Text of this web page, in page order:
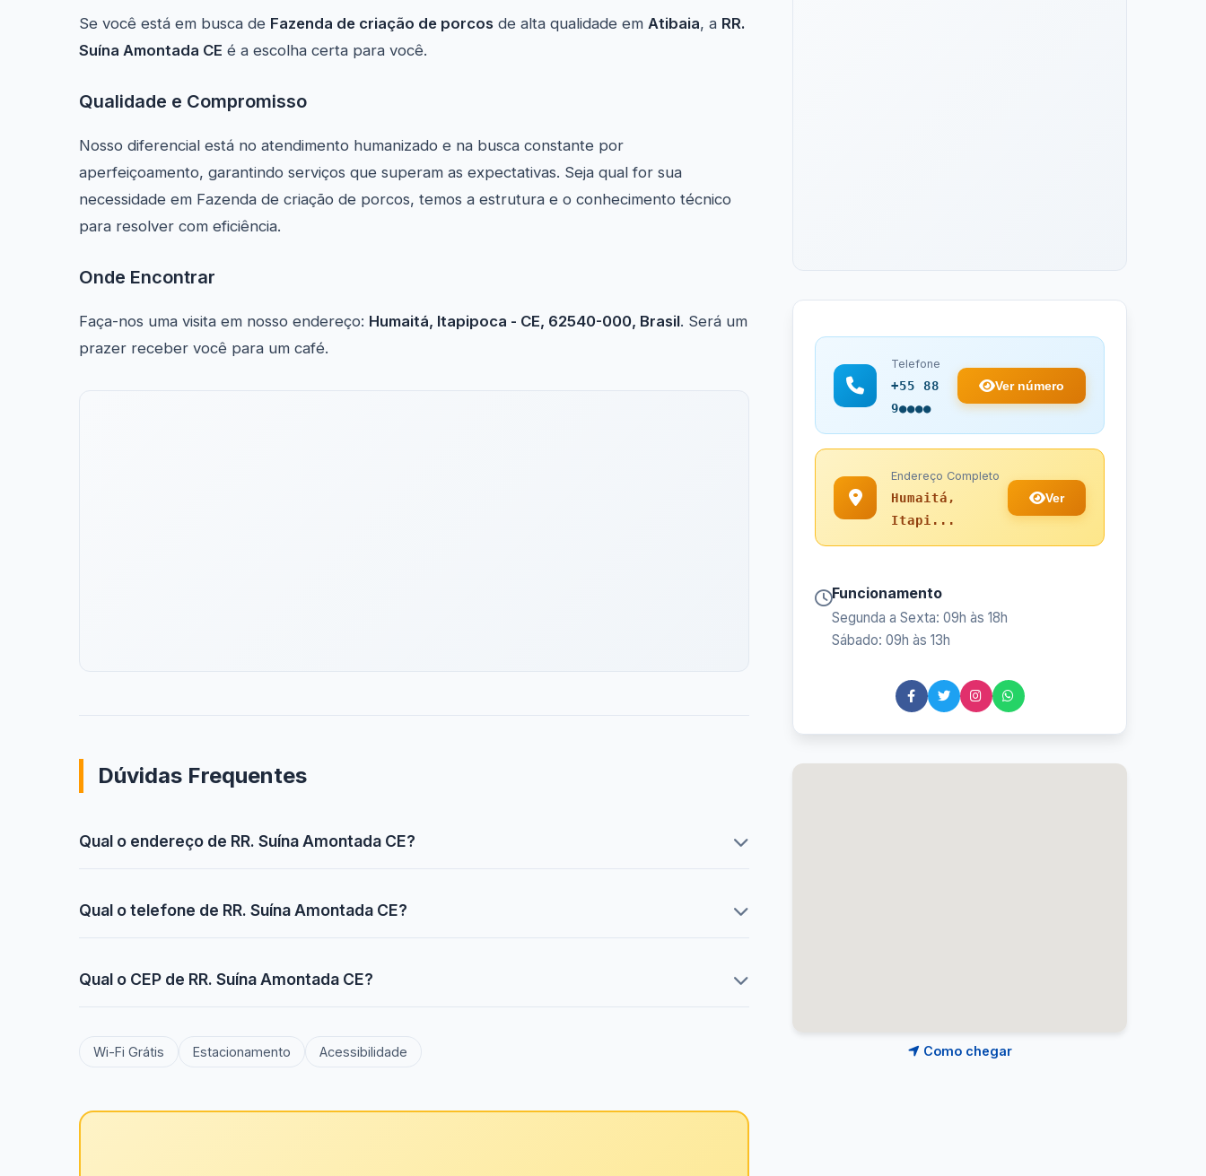
Se você está em busca de Fazenda de criação de porcos de alta qualidade em Atibaia, a RR.
Suína Amontada CE é a escolha certa para você.
Qualidade e Compromisso
Nosso diferencial está no atendimento humanizado e na busca constante por
aperfeiçoamento, garantindo serviços que superam as expectativas. Seja qual for sua
necessidade em Fazenda de criação de porcos, temos a estrutura e o conhecimento técnico
para resolver com eficiência.
Onde Encontrar
Faça-nos uma visita em nosso endereço: Humaitá, Itapipoca - CE, 62540-000, Brasil. Será um
prazer receber você para um café.
Dúvidas Frequentes
Qual o endereço de RR. Suína Amontada CE?
Qual o telefone de RR. Suína Amontada CE?
Qual o CEP de RR. Suína Amontada CE?
Wi-Fi Grátis Estacionamento Acessibilidade
Telefone
+55 88
9●●●●
Ver número
Endereço Completo
Humaitá,
Itapi...
Ver
Funcionamento
Segunda a Sexta: 09h às 18h
Sábado: 09h às 13h
Como chegar